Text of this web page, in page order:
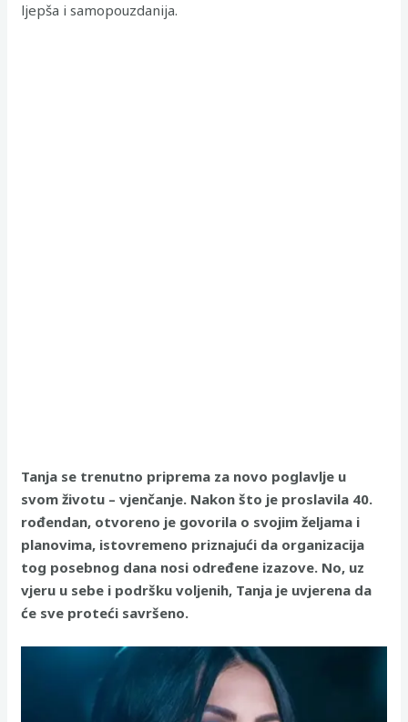
ljepša i samopouzdanija.
Tanja se trenutno priprema za novo poglavlje u
svom životu – vjenčanje. Nakon što je proslavila 40.
rođendan, otvoreno je govorila o svojim željama i
planovima, istovremeno priznajući da organizacija
tog posebnog dana nosi određene izazove. No, uz
vjeru u sebe i podršku voljenih, Tanja je uvjerena da
će sve proteći savršeno.